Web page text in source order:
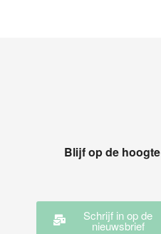
Blijf op de hoogte
Schrijf in op de
nieuwsbrief